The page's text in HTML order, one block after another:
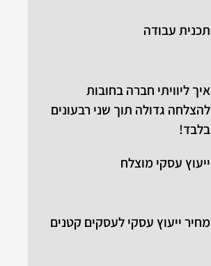
תכנית עבודה
איך ליוויתי חברה בחובות
להצלחה גדולה תוך שני רבעונים
בלבד!
ייעוץ עסקי מוצלח
מחיר ייעוץ עסקי לעסקים קטנים